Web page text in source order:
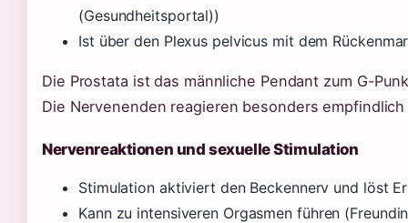
(Gesundheitsportal))
Ist über den Plexus pelvicus mit dem
Die Prostata ist das männliche Pendant zum G-
Die Nervenenden reagieren besonders
Nervenreaktionen und sexuelle Stimulation
Stimulation aktiviert den Beckennerv und löst
Kann zu intensiveren Orgasmen führen